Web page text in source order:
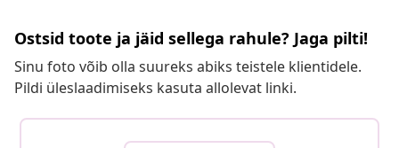
Ostsid toote ja jäid sellega rahule? Jaga pilti!
Sinu foto võib olla suureks abiks teistele klientidele.
Pildi üleslaadimiseks kasuta allolevat linki.